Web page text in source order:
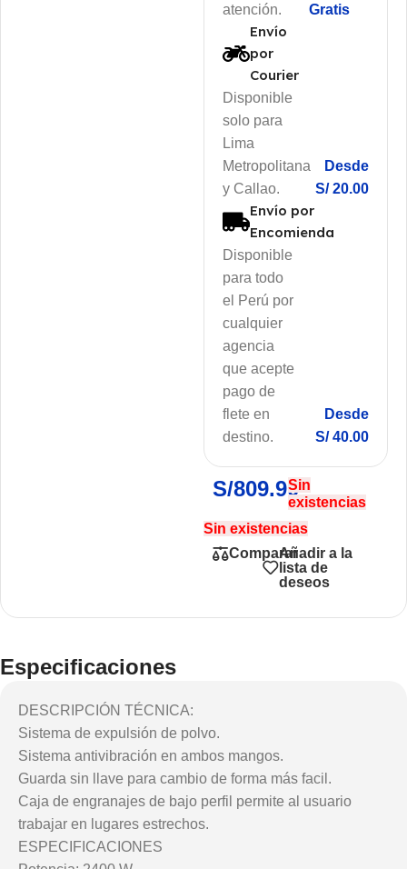
atención.
Gratis
Envío
por
Courier
Disponible
solo para
Lima
Metropolitana
y Callao.
Desde
S/ 20.00
Envío por
Encomienda
Disponible
para todo
el Perú por
cualquier
agencia
que acepte
pago de
flete en
destino.
Desde
S/ 40.00
S/809.90Sin
existencias
Sin existencias
CompararAñadir a la
lista de
deseos
Especificaciones
DESCRIPCIÓN TÉCNICA:
Sistema de expulsión de polvo.
Sistema antivibración en ambos mangos.
Guarda sin llave para cambio de forma más facil.
Caja de engranajes de bajo perfil permite al usuario
trabajar en lugares estrechos.
ESPECIFICACIONES